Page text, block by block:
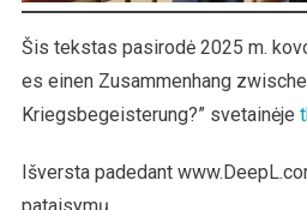
Šis tekstas pasirodė 2025 m.
es einen Zusammenhang
Kriegsbegeisterung?” svetainėje
Išversta padedant